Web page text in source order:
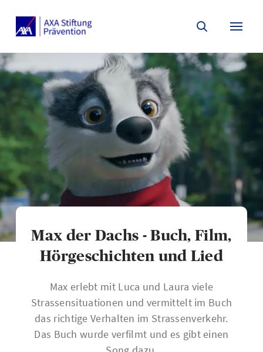
Search
Menu
Max der Dachs - Buch, Film,
Hörgeschichten und Lied
Max erlebt mit Luca und Laura viele
Strassensituationen und vermittelt im Buch
das richtige Verhalten im Strassenverkehr.
Das Buch wurde verfilmt und es gibt einen